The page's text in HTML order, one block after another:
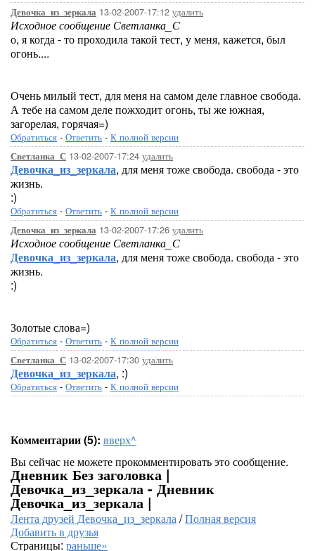
Девочка_из_зеркала 13-02-2007-17:12 удалить
Исходное сообщение Светланка_С
о, я когда - то проходила такой тест, у меня, кажется, был
огонь....
Очень милый тест, для меня на самом деле главное свобода.
А тебе на самом деле пожходит огонь, ты же южная,
загорелая, горячая=)
Обратиться - Ответить - К полной версии
Светланка_С 13-02-2007-17:24 удалить
Девочка_из_зеркала, для меня тоже свобода. свобода - это
жизнь.
:)
Обратиться - Ответить - К полной версии
Девочка_из_зеркала 13-02-2007-17:26 удалить
Исходное сообщение Светланка_С
Девочка_из_зеркала, для меня тоже свобода. свобода - это
жизнь.
:)
Золотые слова=)
Обратиться - Ответить - К полной версии
Светланка_С 13-02-2007-17:30 удалить
Девочка_из_зеркала, :)
Обратиться - Ответить - К полной версии
Комментарии (5): вверх^
Вы сейчас не можете прокомментировать это сообщение.
Дневник Без заголовка |
Девочка_из_зеркала - Дневник
Девочка_из_зеркала |
Лента друзей Девочка_из_зеркала/Полная версия
Добавить в друзья
Страницы: раньше»